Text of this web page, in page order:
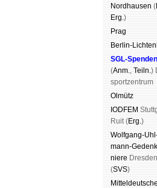
Nord­hau­sen (
Erg.)
Prag
Berlin-
SGL-
(Anm., Teiln.)
sport­zen­trum
Ol­mütz
IODFEM
Ruit (Erg.)
Wolf­gang-
mann-
niere Dres­den
(SVS)